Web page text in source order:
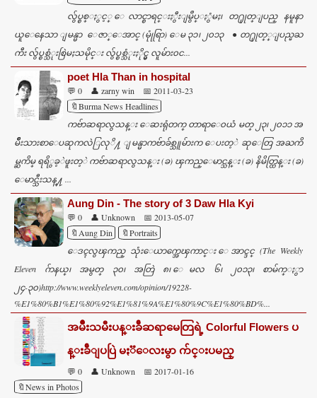
လွ်ပ္စစ္ႏွင့္ ေလာင္စာရင္းႏွီးျမွဳပ္ႏွံမႈ၊ တ႐ုုတ္ျပည္ နမူနာ
ယူေနေသာ ျမန္မာ ေဇာ္ေအာင္ (မုုံရြာ) ေမ ၃၁၊ ၂၀၁၃ ● တ႐ုုတ္္ျပည္မႀ
ကီး လွ်ပ္စစ္သံုးစြဲမႈသမိုင္း လွ်ပ္စစ္သံုးႏိုင္မွ လူမ်ား၀င...
poet Hla Than in hospital
💬 0 👤 zarny win
📅 2011-03-23
🔖Burma News Headlines
ကဗ်ာဆရာလွသန္း ေဆးရုံတက္ တာရာေ၀ယံ မတ္ ၂၃၊ ၂၀၁၁ အ
မ်ဳိးသားစာေပဆုကလဲြလုိ႔ ျမန္မာကဗ်ာခ်စ္သူမ်ားက ေပးတ့ဲ ဆုေတြ အႀကိ
မ္ႀကိမ္ ရရိွခ့ဲဖူးတ့ဲ ကဗ်ာဆရာလွသန္း (ခ) ၾကည္ေမာင္သန္း (ခ) နိမိတ္ထြန္း (ခ)
ေမာင္သီးသန္႔ ...
Aung Din - The story of 3 Daw Hla Kyi
💬 0 👤 Unknown
📅 2013-05-07
🔖Aung Din
🔖Portraits
ေဒၚလွၾကည္ သုံးေယာက္အေၾကာင္း ေအာင္ဒင္ (The Weekly
Eleven ဂ်ာနယ္၊ အမွတ္ ၃၀၊ အတြဲ ၈၊ ေမလ ၆၊ ၂၀၁၃၊ စာမ်က္ႏွာ
၂၄-၃၀)http://www.weeklyeleven.com/opinion/19228-
%E1%80%B1%E1%80%92%E1%81%9A%E1%80%9C%E1%80%BD%...
အမ်ဳိးသမီးပန္းခ်ီဆရာမေတြရဲ့ Colorful Flowers ပ
န္းခ်ီျပပြဲ မႏၱေလးမွာ က်င္းပမည္
💬 0 👤 Unknown
📅 2017-01-16
🔖News in Photos